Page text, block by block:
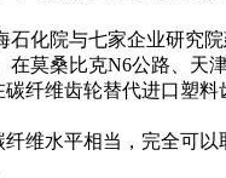
化院与七家企业研究院
莫桑比克N6公路、天
纤维齿轮替代进口塑料
维水平相当，完全可以